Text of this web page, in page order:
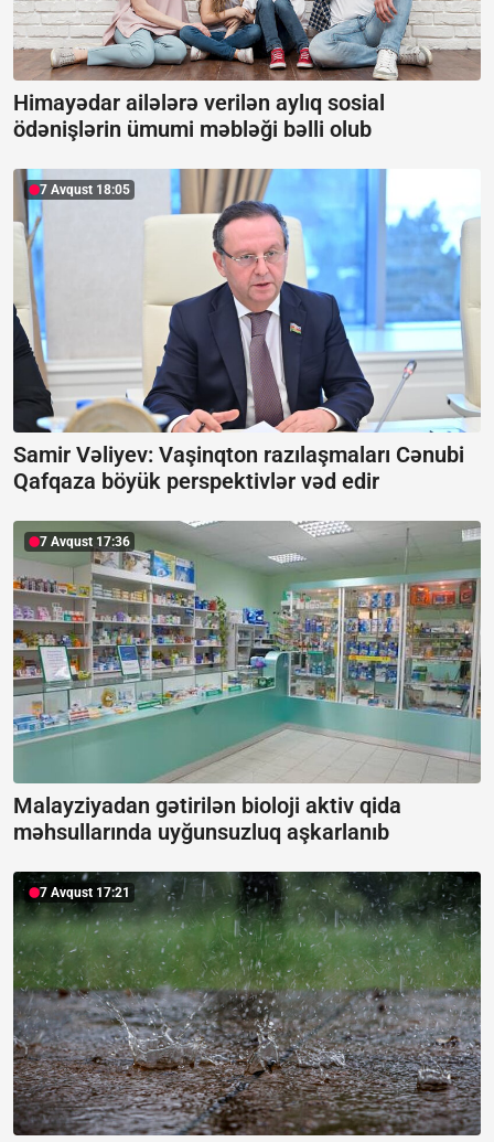
Himayədar ailələrə verilən aylıq sosial
ödənişlərin ümumi məbləği bəlli olub
7 Avqust 18:05
Samir Vəliyev: Vaşinqton razılaşmaları Cənubi
Qafqaza böyük perspektivlər vəd edir
7 Avqust 17:36
Malayziyadan gətirilən bioloji aktiv qida
məhsullarında uyğunsuzluq aşkarlanıb
7 Avqust 17:21